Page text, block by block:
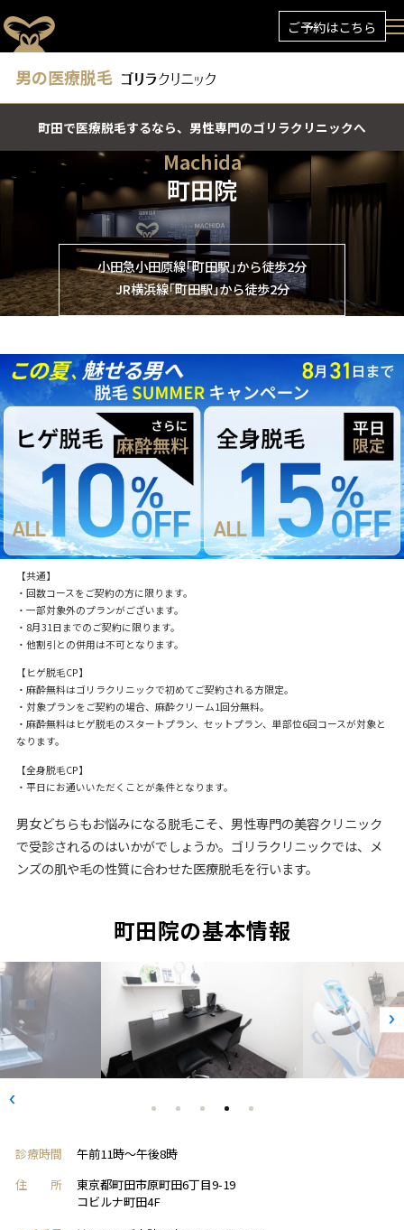
ご予約はこちら
男の医療脱毛
町田で医療脱毛するなら、男性専門のゴリラクリニックへ
Machida
町田院
小田急小田原線｢町田駅｣から徒歩2分
JR横浜線｢町田駅｣から徒歩2分
【共通】
・回数コースをご契約の方に限ります。
・一部対象外のプランがございます。
・8月31日までのご契約に限ります。
・他割引との併用は不可となります。
【ヒゲ脱毛CP】
・麻酔無料はゴリラクリニックで初めてご契約される方限定。
・対象プランをご契約の場合、麻酔クリーム1回分無料。
・麻酔無料はヒゲ脱毛のスタートプラン、セットプラン、単部位6回コースが対象と
なります。
【全身脱毛CP】
・平日にお通いいただくことが条件となります。
男女どちらもお悩みになる脱毛こそ、男性専門の美容クリニック
で受診されるのはいかがでしょうか。ゴリラクリニックでは、メ
ンズの肌や毛の性質に合わせた医療脱毛を行います。
町田院の基本情報
診療時間
午前11時～午後8時
住 所
東京都町田市原町田6丁目9-19
コビルナ町田4F